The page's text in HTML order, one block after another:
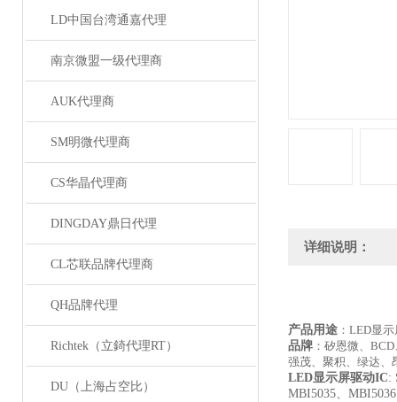
LD中国台湾通嘉代理
南京微盟一级代理商
AUK代理商
SM明微代理商
CS华晶代理商
DINGDAY鼎日代理
CL芯联品牌代理商
QH品牌代理
Richtek（立錡代理RT）
DU（上海占空比）
详细说明：
产品用途 ：LED显
品牌 ：矽恩微、
强茂、聚积、绿达、
LED显示屏驱动IC:
MBI5035、